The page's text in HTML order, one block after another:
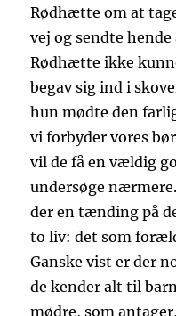
Rødhætte om at
vej og sendte hende
Rødhætte ikke
begav sig ind i
hun mødte den
vi forbyder vores
vil de få en vældig
undersøge
der en tænding på
to liv: det som
Ganske vist er der
de kender alt til
mødre, som